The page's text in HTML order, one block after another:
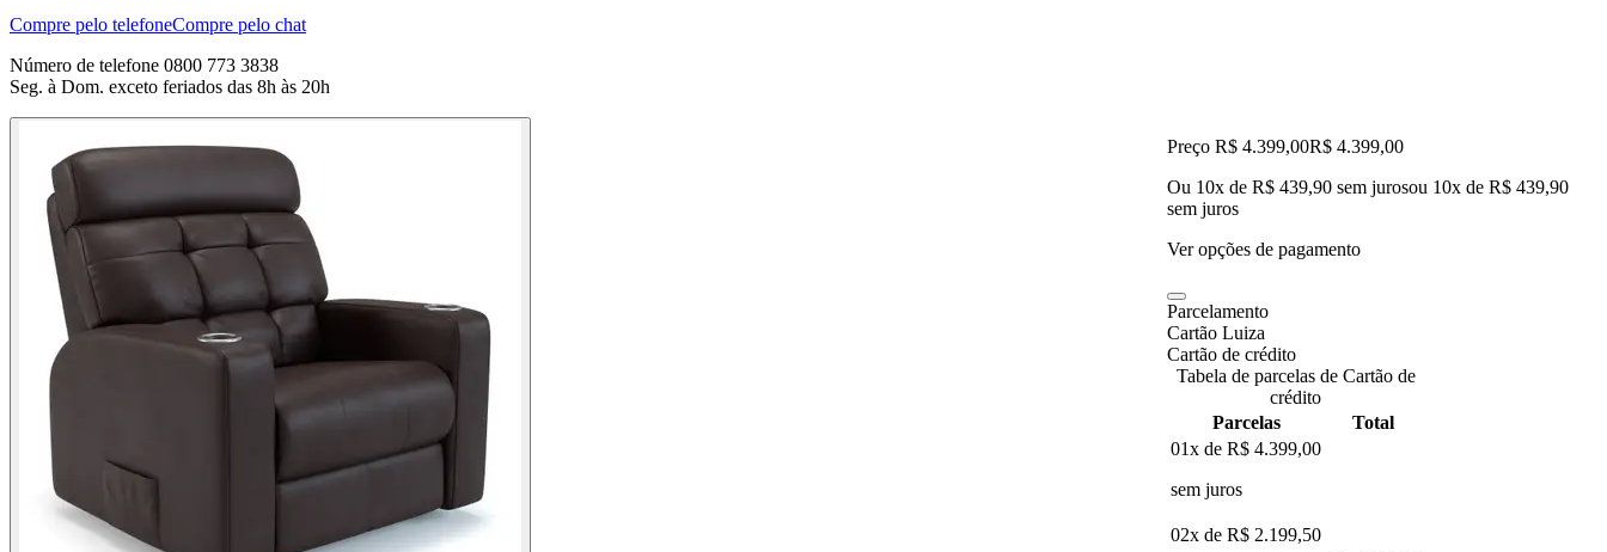
Compre pelo telefoneCompre pelo chat
Número de telefone 0800 773 3838
Seg. à Dom. exceto feriados das 8h às 20h
Preço R$ 4.399,00R$ 4.399,00
Ou 10x de R$ 439,90 sem jurosou 10x de R$ 439,90
sem juros
Ver opções de pagamento
Parcelamento
Cartão Luiza
Cartão de crédito
Tabela de parcelas de Cartão de
crédito
Parcelas
Total
01x de R$ 4.399,00
sem juros
02x de R$ 2.199,50